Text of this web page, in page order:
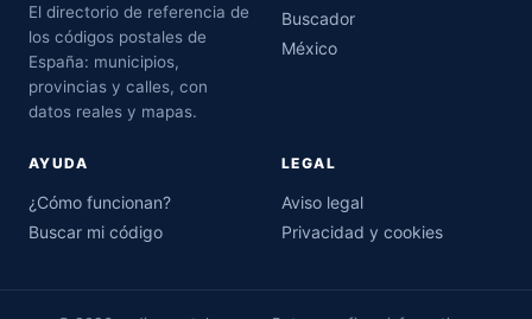
El directorio de referencia de
los códigos postales de
España: municipios,
provincias y calles, con
datos reales y mapas.
Buscador
México
AYUDA
¿Cómo funcionan?
Buscar mi código
LEGAL
Aviso legal
Privacidad y cookies